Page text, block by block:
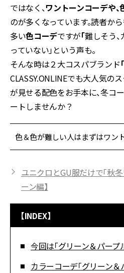
ではなく、ワントーンコーデや
のが多くなっています。読者か
多い色コーデですが「難しそう
っていない」という声も。
そんな時は２大コスパブランド
CLASSY.ONLINEでも大人気の
が見せる配色をお手本に、冬コ
ートしませんか？
色＆色が難しい人はまずはワン
ユニクロとGU服だけで「秋
ーン編】
【INDEX】
今回は「グリーン＆パープ
カラーコーデ「グリーン＆